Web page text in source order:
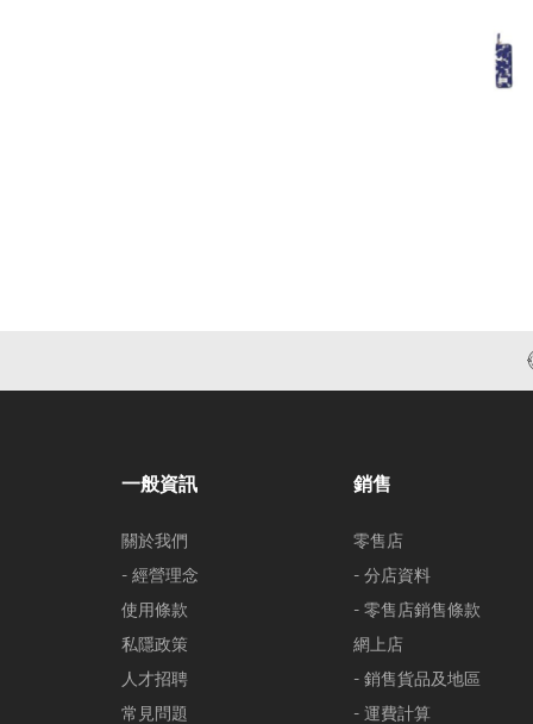
一般資訊
關於我們
- 經營理念
使用條款
私隱政策
人才招聘
常見問題
銷售
零售店
- 分店資料
- 零售店銷售條款
網上店
- 銷售貨品及地區
- 運費計算